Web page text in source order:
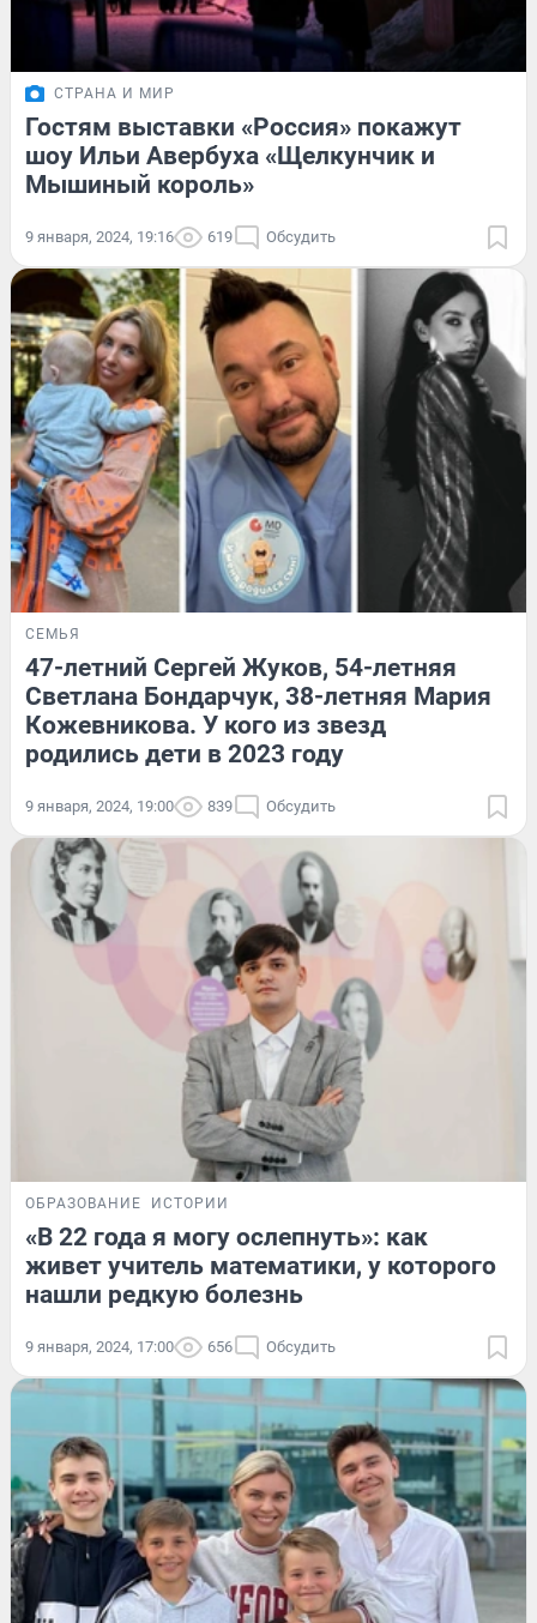
СТРАНА И МИР
Гостям выставки «Россия» покажут
шоу Ильи Авербуха «Щелкунчик и
Мышиный король»
9 января, 2024, 19:16 619 Обсудить
СЕМЬЯ
47-летний Сергей Жуков, 54-летняя
Светлана Бондарчук, 38-летняя Мария
Кожевникова. У кого из звезд
родились дети в 2023 году
9 января, 2024, 19:00 839 Обсудить
ОБРАЗОВАНИЕ ИСТОРИИ
«В 22 года я могу ослепнуть»: как
живет учитель математики, у которого
нашли редкую болезнь
9 января, 2024, 17:00 656 Обсудить